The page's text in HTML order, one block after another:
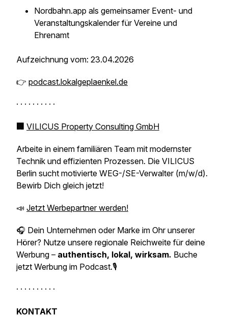
Nordbahn.app als gemeinsamer Event- und
Veranstaltungskalender für Vereine und
Ehrenamt
Aufzeichnung vom: 23.04.2026
👉 podcast.lokalgeplaenkel.de
· · · · · · · · · ·
🏢 VILICUS Property Consulting GmbH
Arbeite in einem familiären Team mit modernster
Technik und effizienten Prozessen. Die VILICUS
Berlin sucht motivierte WEG-/SE-Verwalter (m/w/d).
Bewirb Dich gleich jetzt!
📣 Jetzt Werbepartner werden!
🎧 Dein Unternehmen oder Marke im Ohr unserer
Hörer? Nutze unsere regionale Reichweite für deine
Werbung – authentisch, lokal, wirksam. Buche
jetzt Werbung im Podcast.🎙️
· · · · · · · · · ·
KONTAKT